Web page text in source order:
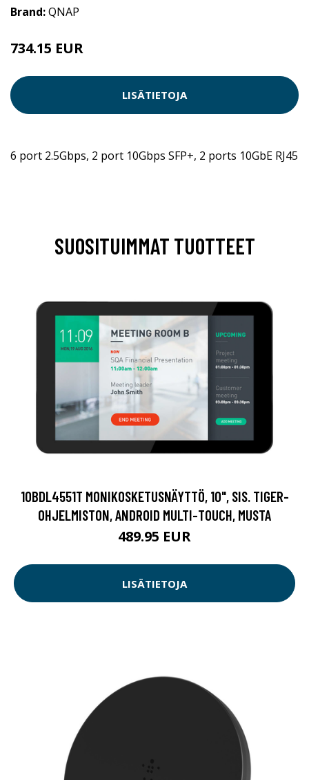
Brand:QNAP
734.15 EUR
LISÄTIETOJA
6 port 2.5Gbps, 2 port 10Gbps SFP+, 2 ports 10GbE RJ45
SUOSITUIMMAT TUOTTEET
10BDL4551T MONIKOSKETUSNÄYTTÖ, 10", SIS. TIGER-
OHJELMISTON, ANDROID MULTI-TOUCH, MUSTA
489.95 EUR
LISÄTIETOJA